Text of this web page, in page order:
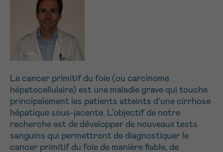
Le cancer primitif du foie (ou carcinome
hépatocellulaire) est une maladie grave qui touche
principalement les patients atteints d’une cirrhose
hépatique sous-jacente. L’objectif de notre
recherche est de développer de nouveaux tests
sanguins qui permettront de diagnostiquer le
cancer primitif du foie de manière fiable, de
E-MAIL
VOTRE QUESTION
Je souhaite recevoir la Newsletter